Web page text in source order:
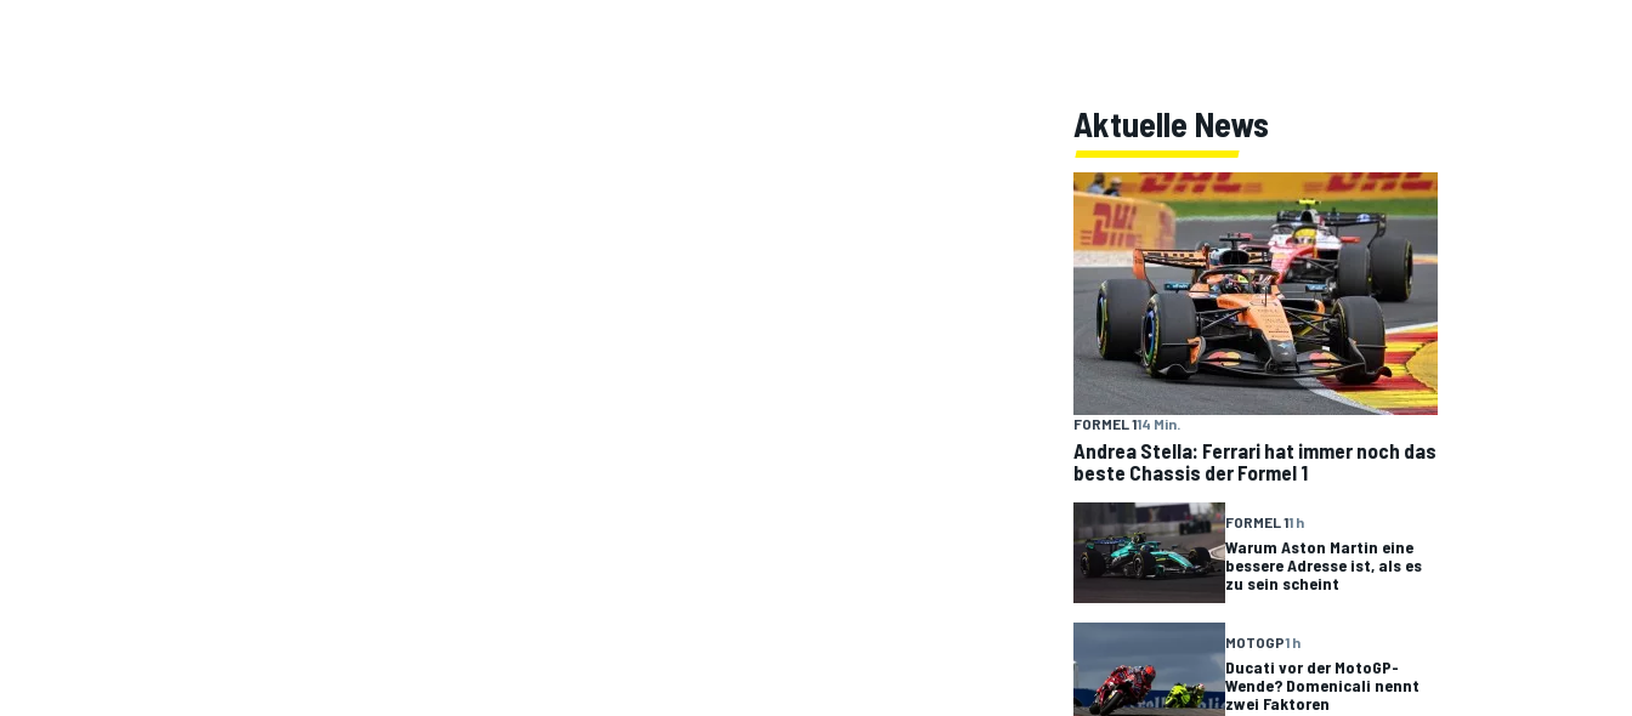
Aktuelle News
FORMEL 114 Min.
Andrea Stella: Ferrari hat immer noch das
beste Chassis der Formel 1
FORMEL 11 h
Warum Aston Martin eine
bessere Adresse ist, als es
zu sein scheint
MOTOGP1 h
Ducati vor der MotoGP-
Wende? Domenicali nennt
zwei Faktoren